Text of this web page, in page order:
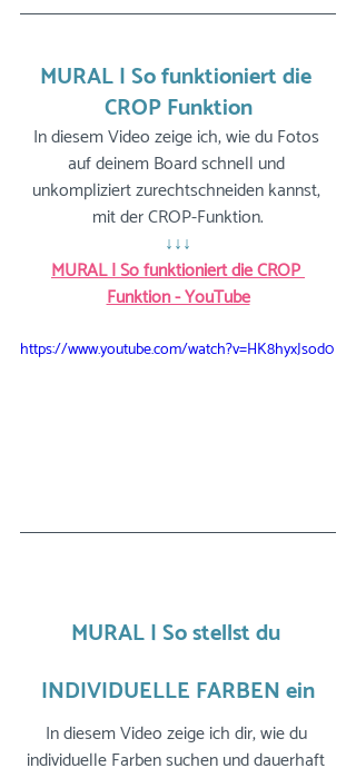
MURAL | So funktioniert die
CROP Funktion
In diesem Video zeige ich, wie du Fotos
auf deinem Board schnell und
unkompliziert zurechtschneiden kannst,
mit der CROP-Funktion.
↓↓↓
MURAL | So funktioniert die CROP
Funktion - YouTube
https://www.youtube.com/watch?v=HK8hyxJsod0
MURAL | So stellst du
INDIVIDUELLE FARBEN ein
In diesem Video zeige ich dir, wie du
individuelle Farben suchen und dauerhaft